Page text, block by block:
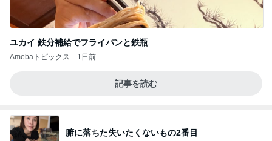
ユカイ 鉄分補給でフライパンと鉄瓶
Amebaトピックス 1日前
記事を読む
腑に落ちた失いたくないもの2番目